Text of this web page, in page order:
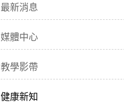
最新消息
媒體中心
教學影帶
健康新知